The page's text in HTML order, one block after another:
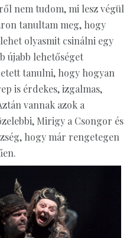
nem tudom, mi lesz végül
tanultam meg, hogy
olyasmit csinálni egy
újabb lehetőséget
tanulni, hogy hogyan
is érdekes, izgalmas,
vannak azok a
Mirigy a Csongor és
hogy már rengetegen